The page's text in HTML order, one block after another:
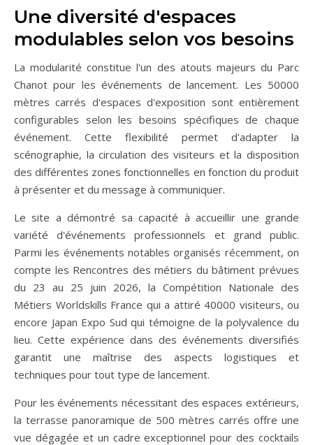
Une diversité d'espaces
modulables selon vos besoins
La modularité constitue l'un des atouts majeurs du Parc
Chanot pour les événements de lancement. Les 50000
mètres carrés d'espaces d'exposition sont entièrement
configurables selon les besoins spécifiques de chaque
événement. Cette flexibilité permet d'adapter la
scénographie, la circulation des visiteurs et la disposition
des différentes zones fonctionnelles en fonction du produit
à présenter et du message à communiquer.
Le site a démontré sa capacité à accueillir une grande
variété d'événements professionnels et grand public.
Parmi les événements notables organisés récemment, on
compte les Rencontres des métiers du bâtiment prévues
du 23 au 25 juin 2026, la Compétition Nationale des
Métiers Worldskills France qui a attiré 40000 visiteurs, ou
encore Japan Expo Sud qui témoigne de la polyvalence du
lieu. Cette expérience dans des événements diversifiés
garantit une maîtrise des aspects logistiques et
techniques pour tout type de lancement.
Pour les événements nécessitant des espaces extérieurs,
la terrasse panoramique de 500 mètres carrés offre une
vue dégagée et un cadre exceptionnel pour des cocktails